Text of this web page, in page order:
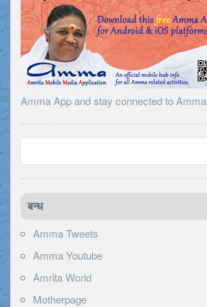
Amma App and stay connected to Amma
बन्ध
Amma Tweets
Amma Youtube
Amrita World
Motherpage